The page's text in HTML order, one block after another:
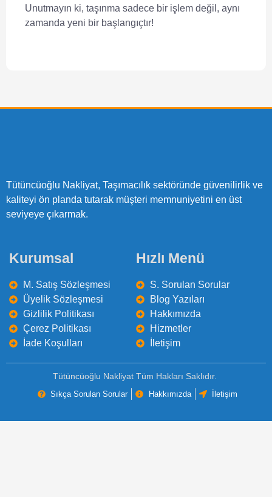
Unutmayın ki, taşınma sadece bir işlem değil, aynı
zamanda yeni bir başlangıçtır!
Tütüncüoğlu Nakliyat, Taşımacılık sektöründe güvenilirlik ve
kaliteyi ön planda tutarak müşteri memnuniyetini en üst
seviyeye çıkarmak.
Kurumsal
M. Satış Sözleşmesi
Üyelik Sözleşmesi
Gizlilik Politikası
Çerez Politikası
İade Koşulları
Hızlı Menü
S. Sorulan Sorular
Blog Yazıları
Hakkımızda
Hizmetler
İletişim
Tütüncüoğlu Nakliyat Tüm Hakları Saklıdır.
Sıkça Sorulan Sorular Hakkımızda İletişim